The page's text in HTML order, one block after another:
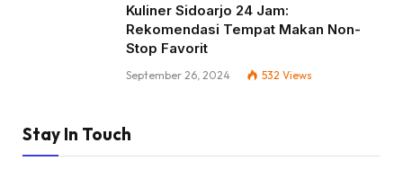
Kuliner Sidoarjo 24 Jam:
Rekomendasi Tempat Makan Non-
Stop Favorit
September 26, 2024 532 Views
Stay In Touch